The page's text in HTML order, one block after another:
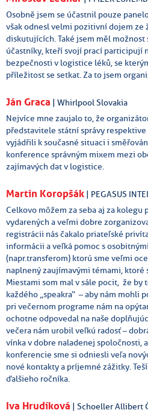
Osobně jsem se účastnil pouze
však odnesl velmi pozitivní dojem ze
diskutujících. Také jsem měl
účastníky, kteří svojí prací participují
bezpečnosti v logistice léků, se
příležitost se setkat. Za to jsem
Ján Graca | Whirlpool Slovakia
Nejvíce mne zaujalo to, že
představitele státní správy
vyjádřili k současné situaci i
konference správným mixem mezi
zajímavých dat v logistice.
Martin Koropšák | PEGASUS
Celkovo môžem za seba aj za
vydarených a veľmi dobre
registrácii nás čakalo priateľské
informácii a veľká pomoc s
(napr.transferom) ktorú sme veľmi
naplnený zaujímavými témami, ktoré
Miestami som mal v sále pocit, že by
každého „speakra“ – aby nám mohli
pri večernom programe nám na
ochotne odpovedal na naše
večera nám urobil veľkú radosť –
vínka v dobre naladenej spoločnosti,
konferencie sme si odniesli veľa
nové kontakty a príjemné zážitky.
ďalšieho ročníka.
Iva Hrudíková | Schoeller Allibert